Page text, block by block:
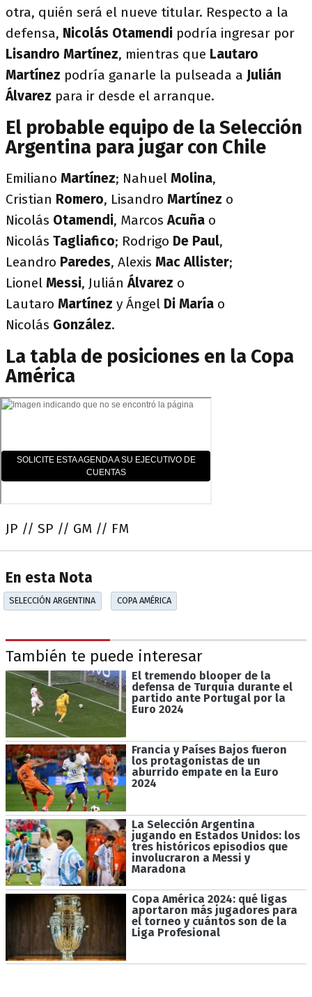
otra, quién será el nueve titular. Respecto a la
defensa, Nicolás Otamendi podría ingresar por
Lisandro Martínez, mientras que Lautaro
Martínez podría ganarle la pulseada a Julián
Álvarez para ir desde el arranque.
El probable equipo de la Selección
Argentina para jugar con Chile
Emiliano Martínez; Nahuel Molina,
Cristian Romero, Lisandro Martínez o
Nicolás Otamendi, MarcosAcuña o
Nicolás Tagliafico; Rodrigo De Paul,
Leandro Paredes, Alexis Mac Allister;
Lionel Messi, JuliánÁlvarez o
Lautaro Martínez y Ángel Di María o
Nicolás González.
La tabla de posiciones en la Copa
América
JP // SP // GM // FM
En esta Nota
SELECCIÓN ARGENTINA COPA AMÉRICA
También te puede interesar
El tremendo blooper de la
defensa de Turquía durante el
partido ante Portugal por la
Euro 2024
Francia y Países Bajos fueron
los protagonistas de un
aburrido empate en la Euro
2024
La Selección Argentina
jugando en Estados Unidos: los
tres históricos episodios que
involucraron a Messi y
Maradona
Copa América 2024: qué ligas
aportaron más jugadores para
el torneo y cuántos son de la
Liga Profesional